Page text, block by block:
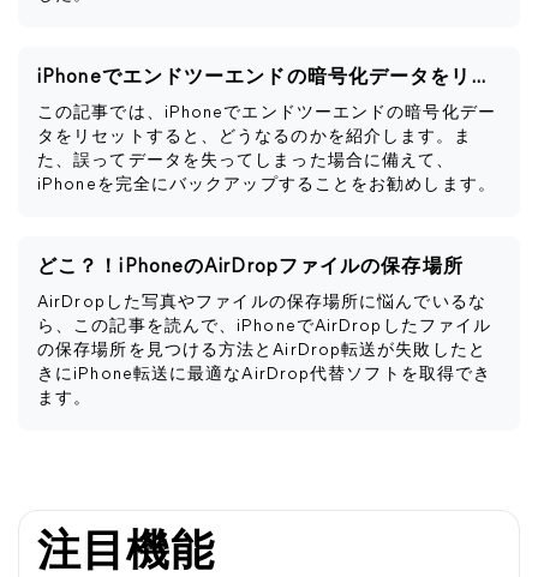
iPhoneでエンドツーエンドの暗号化データをリセットするとどうなるか
この記事では、iPhoneでエンドツーエンドの暗号化デー
タをリセットすると、どうなるのかを紹介します。ま
た、誤ってデータを失ってしまった場合に備えて、
iPhoneを完全にバックアップすることをお勧めします。
どこ？！iPhoneのAirDropファイルの保存場所
AirDropした写真やファイルの保存場所に悩んでいるな
ら、この記事を読んで、iPhoneでAirDropしたファイル
の保存場所を見つける方法とAirDrop転送が失敗したと
きにiPhone転送に最適なAirDrop代替ソフトを取得でき
ます。
注目機能